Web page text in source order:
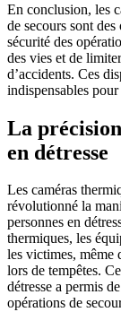
En conclusion, les
de secours sont
sécurité des
des vies et de
d’accidents. Ces
indispensables
La
en détresse
Les caméras
révolutionné la
personnes en
thermiques, les
les victimes, même
lors de tempêtes.
détresse a permis
opérations de